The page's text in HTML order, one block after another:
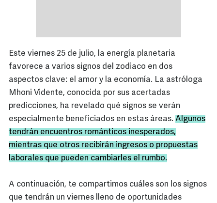
Este viernes 25 de julio, la energía planetaria
favorece a varios signos del zodiaco en dos
aspectos clave: el amor y la economía. La astróloga
Mhoni Vidente, conocida por sus acertadas
predicciones, ha revelado qué signos se verán
especialmente beneficiados en estas áreas. Algunos
tendrán encuentros románticos inesperados,
mientras que otros recibirán ingresos o propuestas
laborales que pueden cambiarles el rumbo.
A continuación, te compartimos cuáles son los signos
que tendrán un viernes lleno de oportunidades